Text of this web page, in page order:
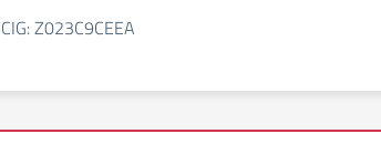
CIG: Z023C9CEEA